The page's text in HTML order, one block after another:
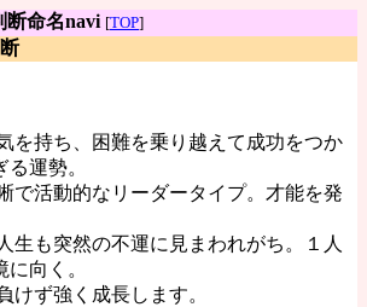
断命名navi [TOP]
を持ち、困難を乗り越えて成功をつか
運勢。
で活動的なリーダータイプ。才能を発
生も突然の不運に見まわれがち。１人
向く。
けず強く成長します。